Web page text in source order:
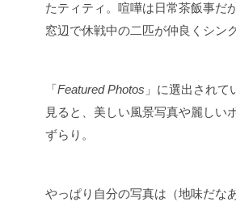
たティティ。喧嘩は日常茶飯事だ
窓辺で休戦中の二匹が仲良くシン
「Featured Photos 」に選出されて
見ると、美しい風景写真や麗しい
ずらり。
やっぱり自分の写真は（地味だな